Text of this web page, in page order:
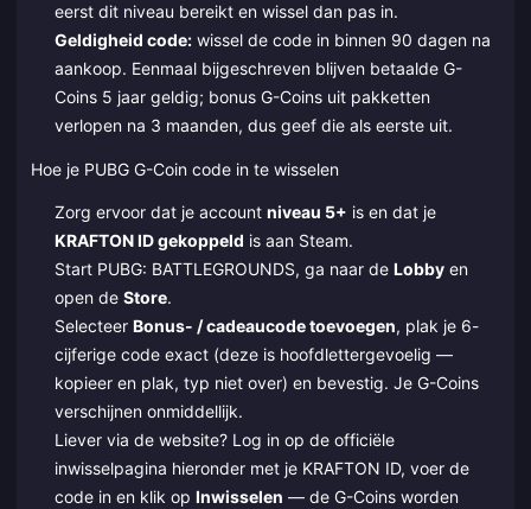
eerst dit niveau bereikt en wissel dan pas in.
Geldigheid code:wissel de code in binnen 90 dagen na
aankoop. Eenmaal bijgeschreven blijven betaalde G-
Coins 5 jaar geldig; bonus G-Coins uit pakketten
verlopen na 3 maanden, dus geef die als eerste uit.
Hoe je PUBG G-Coin code in te wisselen
Zorg ervoor dat je account niveau 5+ is en dat je
KRAFTON ID gekoppeld is aan Steam.
Start PUBG: BATTLEGROUNDS, ga naar de Lobbyen
open de Store.
Selecteer Bonus- / cadeaucode toevoegen, plak je 6-
cijferige code exact (deze is hoofdlettergevoelig —
kopieer en plak, typ niet over) en bevestig. Je G-Coins
verschijnen onmiddellijk.
Liever via de website? Log in op de officiële
inwisselpagina hieronder met je KRAFTON ID, voer de
code in en klik op Inwisselen — de G-Coins worden